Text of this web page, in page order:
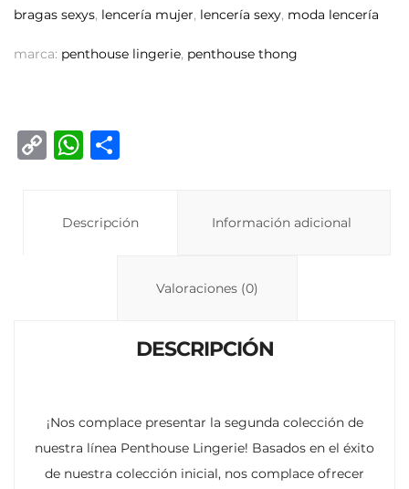
bragas sexys, lencería mujer, lencería sexy, moda lencería
marca: penthouse lingerie, penthouse thong
C
W
s
p
Descripción Información adicional
Valoraciones (0)
DESCRIPCIÓN
¡Nos complace presentar la segunda colección de
nuestra línea Penthouse Lingerie! Basados en el éxito
de nuestra colección inicial, nos complace ofrecer